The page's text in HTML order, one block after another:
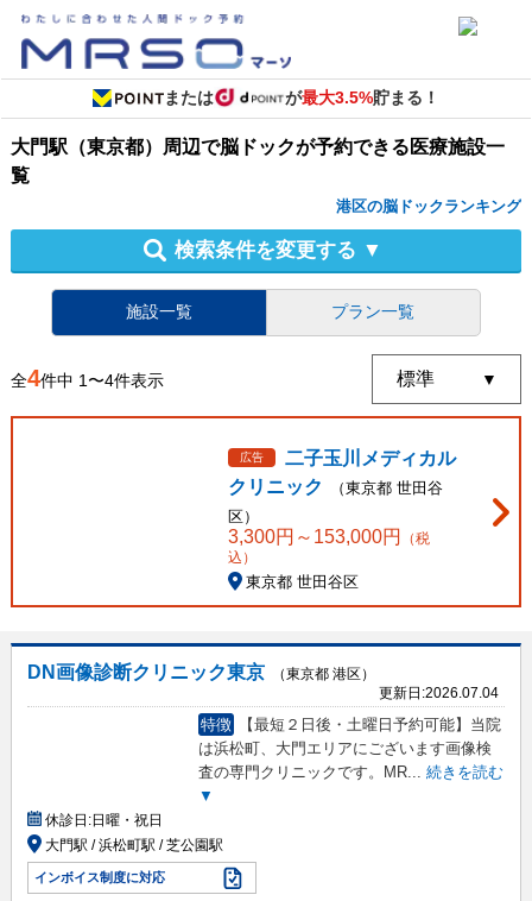
または が最大3.5%貯まる！
大門駅（東京都）周辺で脳ドックが予約できる医療施設一
覧
港区の脳ドックランキング
検索条件を変更する ▼
施設一覧 プラン一覧
全4件中 1〜4件表示
広告
二子玉川メディカル
クリニック
（東京都 世田谷
区）
3,300円～ 153,000円
（税
込）
東京都 世田谷区
DN画像診断クリニック東京
（東京都 港区）
更新日:2026.07.04
特徴
【最短２日後・土曜日予約可能】当院
は浜松町、大門エリアにございます画像検
査の専門クリニックです。MR... 続きを読む
▼
休診日:日曜・祝日
大門駅 / 浜松町駅 / 芝公園駅
インボイス制度に対応